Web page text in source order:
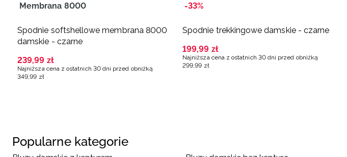
Membrana 8000
Spodnie softshellowe membrana 8000
damskie - czarne
239,99 zł
Najniższa cena z ostatnich 30 dni przed obniżką
349 ,99 zł
-33%
Spodnie trekkingowe damskie - czarne
199,99 zł
Najniższa cena z ostatnich 30 dni przed obniżką
299 ,99 zł
Popularne kategorie